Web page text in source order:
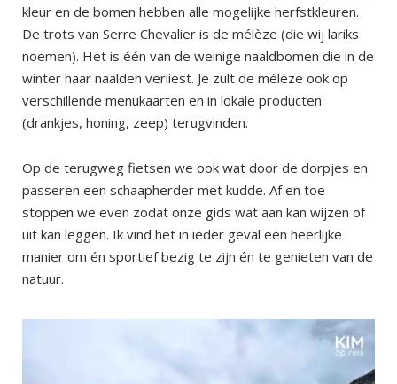
kleur en de bomen hebben alle mogelijke herfstkleuren.
De trots van Serre Chevalier is de mélèze (die wij lariks
noemen). Het is één van de weinige naaldbomen die in de
winter haar naalden verliest. Je zult de mélèze ook op
verschillende menukaarten en in lokale producten
(drankjes, honing, zeep) terugvinden.
Op de terugweg fietsen we ook wat door de dorpjes en
passeren een schaapherder met kudde. Af en toe
stoppen we even zodat onze gids wat aan kan wijzen of
uit kan leggen. Ik vind het in ieder geval een heerlijke
manier om én sportief bezig te zijn én te genieten van de
natuur.